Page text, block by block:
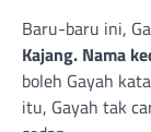
Baru-baru ini,
Kajang. Nama
boleh Gayah
itu, Gayah tak